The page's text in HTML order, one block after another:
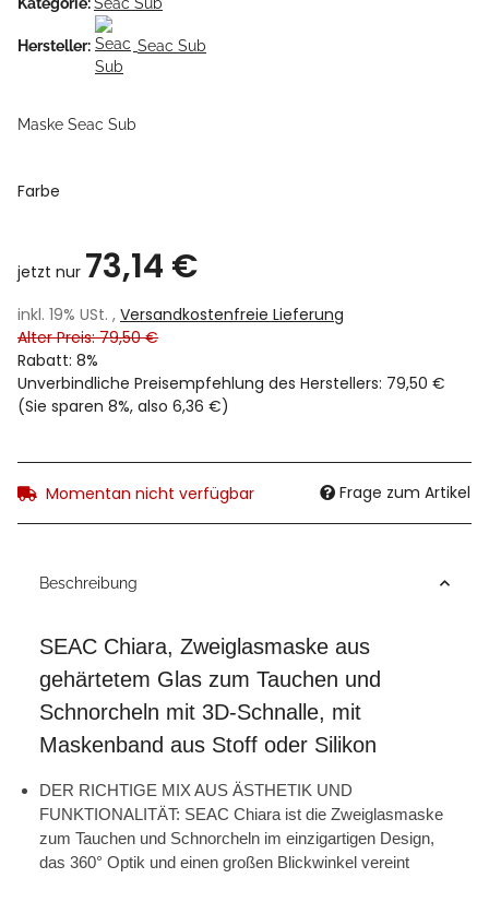
Hersteller: Seac Sub
Maske Seac Sub
Farbe
jetzt nur 73,14 €
inkl. 19% USt. , Versandkostenfreie Lieferung
Alter Preis: 79,50 €
Rabatt: 8%
Unverbindliche Preisempfehlung des Herstellers: 79,50 €
(Sie sparen 8%, also 6,36 €)
Momentan nicht verfügbar Frage zum Artikel
Beschreibung
SEAC Chiara, Zweiglasmaske aus
gehärtetem Glas zum Tauchen und
Schnorcheln mit 3D-Schnalle, mit
Maskenband aus Stoff oder Silikon
DER RICHTIGE MIX AUS ÄSTHETIK UND
FUNKTIONALITÄT: SEAC Chiara ist die Zweiglasmaske
zum Tauchen und Schnorcheln im einzigartigen Design,
das 360° Optik und einen großen Blickwinkel vereint